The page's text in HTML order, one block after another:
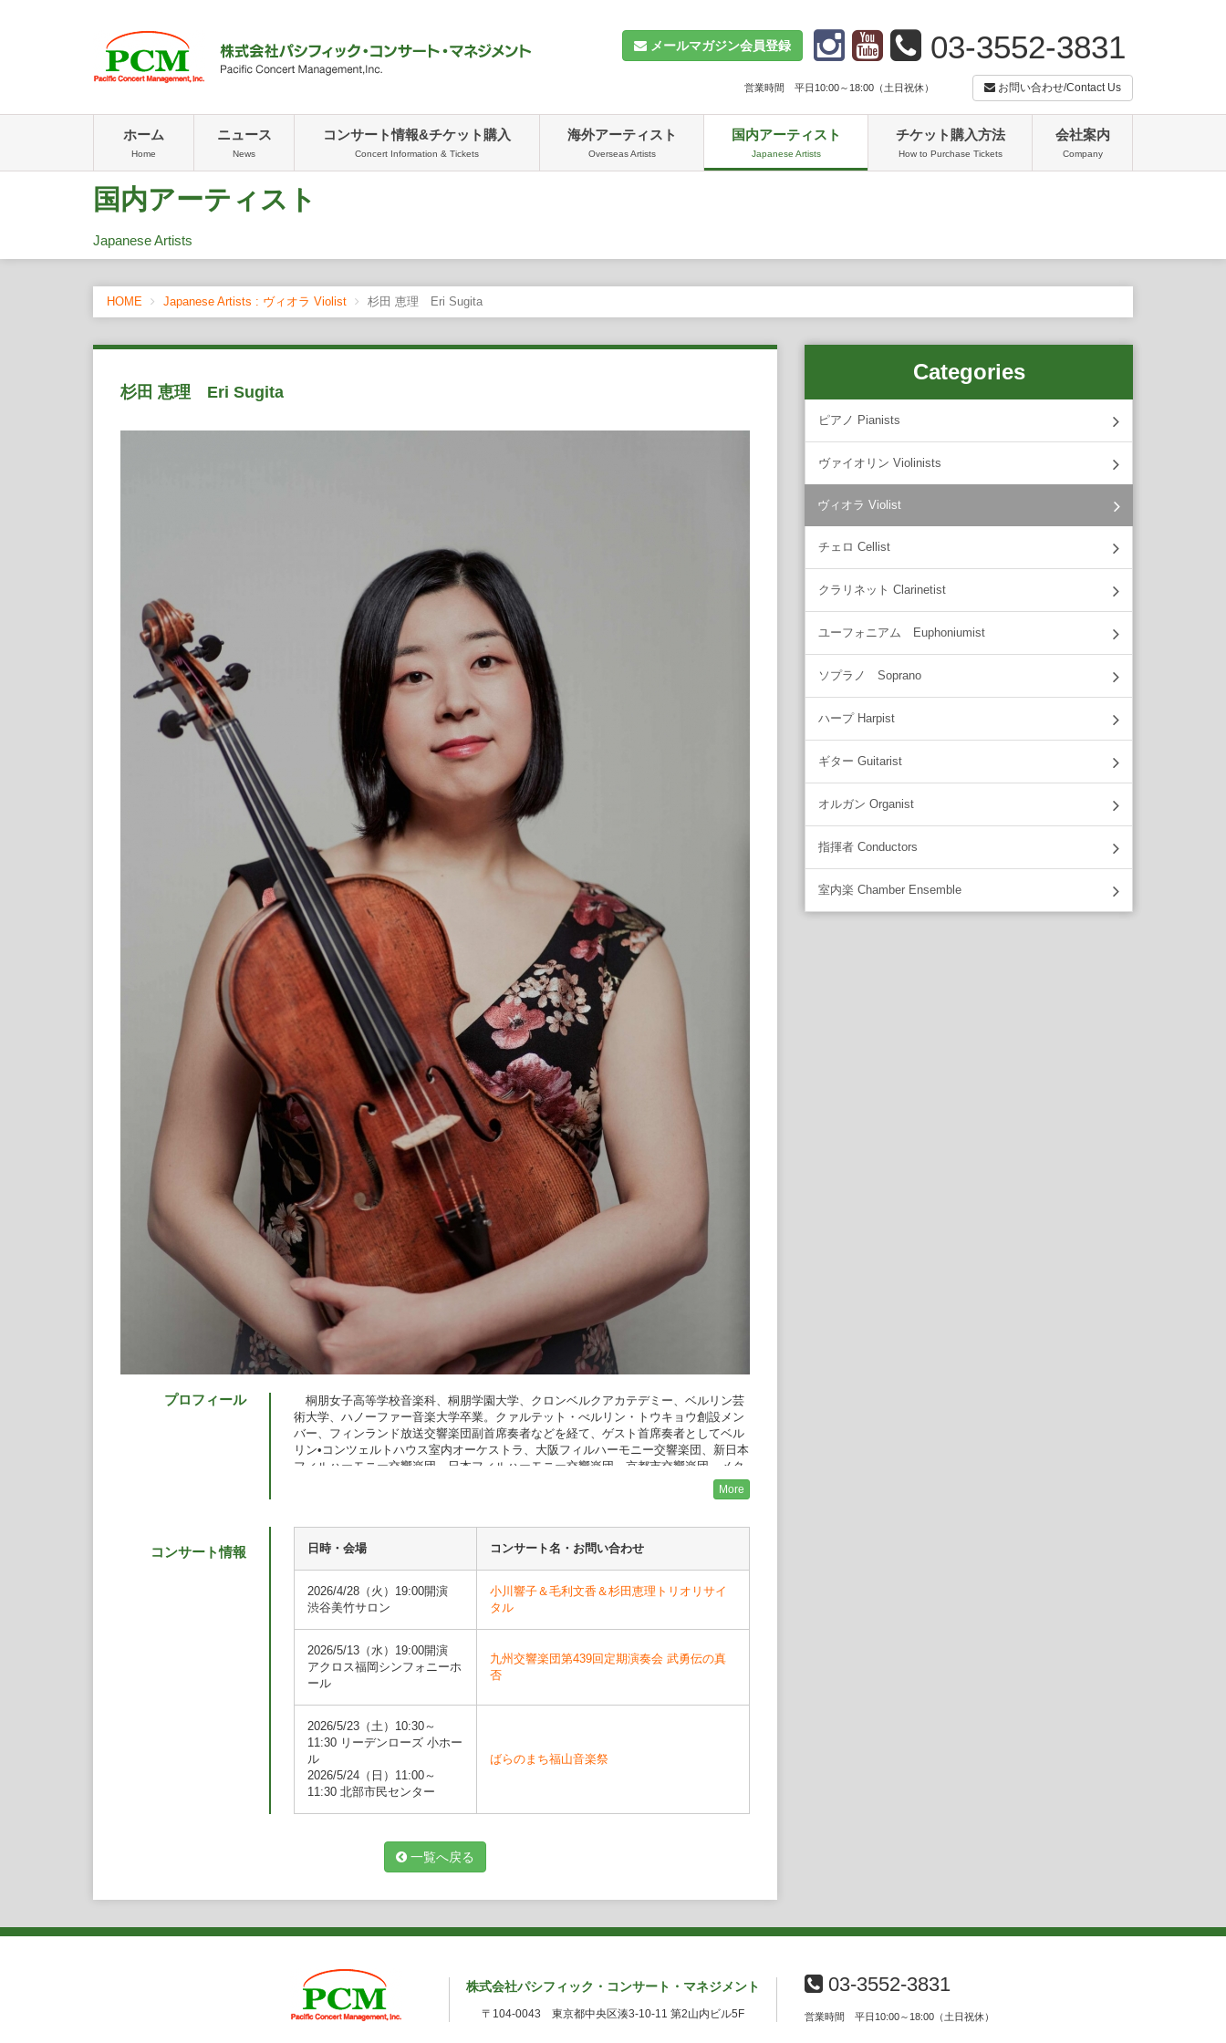
メールマガジン会員登録 03-3552-3831
営業時間 平日10:00～18:00（土日祝休） お問い合わせ/Contact Us
ホーム
Home
ニュース
News
コンサート情報&チケット購入
Concert Information & Tickets
海外アーティスト
Overseas Artists
国内アーティスト
Japanese Artists
チケット購入方法
How to Purchase Tickets
会社案内
Company
国内アーティスト
Japanese Artists
HOME Japanese Artists : ヴィオラ Violist 杉田 恵理 Eri Sugita
杉田 恵理 Eri Sugita
プロフィール
桐朋女子高等学校音楽科、桐朋学園大学、クロンベルクアカテデミー、ベルリン芸
術大学、ハノーファー音楽大学卒業。クァルテット・べルリン・トウキョウ創設メン
バー、フィンランド放送交響楽団副首席奏者などを経て、ゲスト首席奏者としてベル
リン•コンツェルトハウス室内オーケストラ、大阪フィルハーモニー交響楽団、新日本
フィルハーモニー交響楽団、日本フィルハーモニー交響楽団、京都市交響楽団、メク
レンブルク・シュターツカペレ等に客演。またドイツカンマーフィルハーモニー管弦
に、オーランド国際弦楽四重奏コンクール優勝、シューベルトと現代音楽国際コンク
ール第3位、ニールセン国際室内楽コンクール第2位、エクサン・プロヴァンス音楽祭
ール特別賞など多数受賞。ベルリン・ヒンデミット財団、ＮＰＯ法人イエローエンジ
ェル、文化庁新進芸術家海外研修制度、野村財団、松尾学術振興財団、ロームミュー
ジックファンデーションより助成を受ける。
倉敷音楽祭、武生国際音楽祭、グラハテン・アムステルダム、ハイデルベルクの春、
エッケルス ハウゼナー・マールブルク、エクサン・プロヴァンス、オスロ室内楽、フ
ランクフルト・ホルツハウゼン城、ゴスラー、ラインヘッセン、ヒッツァカーなどの
し、活動の場を広げる。
ソリストとして大阪フィルハーモニー交響楽団、フランクフルトシンフォニエッタ、
フィルハーモニーバーデンバーデン、東京シティ・フィルハーモニック管弦楽団と共
演。
２０２２年Orpheus Classicalよりデジタルアルバムを発売。
令和３年度坂井時忠音楽賞受賞。
ート・ローデ、アミハイ・グロス、弦楽四重奏をオリヴァー・ヴィレ(クス・クァルテ
ット)の各氏に師事。
現在ソロ、室内楽、オーケストラ奏者として、ドイツと日本を拠点に活動している。
More
コンサート情報 日時・会場 コンサート名・お問い合わせ
2026/4/28（火）19:00開演
渋谷美竹サロン
小川響子＆毛利文香＆杉田恵理トリオリサイ
タル
2026/5/13（水）19:00開演
アクロス福岡シンフォニーホ
ール
九州交響楽団第439回定期演奏会 武勇伝の真
否
2026/5/23（土）10:30～
11:30 リーデンローズ 小ホー
ル
2026/5/24（日）11:00～
11:30 北部市民センター
ばらのまち福山音楽祭
一覧へ戻る
Categories
ピアノ Pianists
ヴァイオリン Violinists
ヴィオラ Violist
チェロ Cellist
クラリネット Clarinetist
ユーフォニアム Euphoniumist
ソプラノ Soprano
ハープ Harpist
ギター Guitarist
オルガン Organist
指揮者 Conductors
室内楽 Chamber Ensemble
株式会社パシフィック・コンサート・マネジメント
〒104-0043 東京都中央区湊3-10-11 第2山内ビル5F
03-3552-3831
営業時間 平日10:00～18:00（土日祝休）